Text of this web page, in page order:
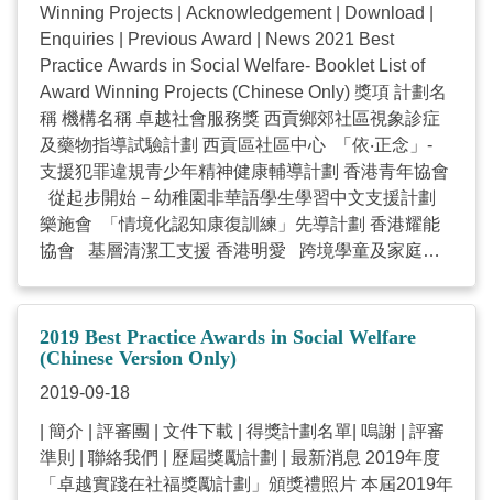
擬實境職場訓練計劃 新生精神康復會 賽馬會「無痛E
世代」長者膝痛管理計劃 香港聖公會福利協會有限公
司 賽馬會青少年情緒健康網上支援平台 香港小童群益
會 香港明愛 香港青年協會 香港青少年服務處 聖雅各
福群會 香港大學香港賽馬會防止自殺研究中心 協作及
協同 656照顧者好幫搜 聖雅各福群會 女青賽馬會家庭
喜「越」之旅 香港基督教女青年會 賽馬會「三房兩廳
開檯食飯」社醫共生計劃 香港明愛 醫護行者 效能
Project MAP生命地圖 – 意義中心取向抗毒教育及輔
導計劃 香港青年協會 VReach自閉症人士虛擬實境職
至依附為本的蛻變 香港基督教服務處 年度主題獎
(人．社會．科技) 656照顧者好幫搜 聖雅各福群會 賽
馬會「無痛E世代」長者膝痛管理計劃 香港聖公會福
利協會有限公司 賽馬會青少年情緒健康網上支援平台
服務處 聖雅各福群會 香港大學香港賽馬會防止自殺研
究中心 Introduction of the Winning Projects (Chinese
Only) 656照顧者好幫搜 照顧．無限界 –認知障礙症照
Winning Projects | Acknowledgement | Download |
Enquiries | Previous Award | News 2021 Best
Practice Awards in Social Welfare- Booklet List of
Award Winning Projects (Chinese Only) 獎項 計劃名
稱 機構名稱 卓越社會服務獎 西貢鄉郊社區視象診症
及藥物指導試驗計劃 西貢區社區中心 「依‧正念」-
支援犯罪違規青少年精神健康輔導計劃 香港青年協會
從起步開始－幼稚園非華語學生學習中文支援計劃
樂施會 「情境化認知康復訓練」先導計劃 香港耀能
協會 基層清潔工支援 香港明愛 跨境學童及家庭支
趣伴星途有限公司 賽馬會「智歷奇境」學習計劃 香
港基督教服務處 「讀唇友善」口罩 福幼基金會 I
am…青年職學平台 聖雅各福群會 服務模式獎 創新意
念 西貢鄉郊社區視象診症及藥物指導試驗計劃 西貢區
賽馬會「智歷奇境」學習計劃 香港基督教服務處
「讀唇友善」口罩 福幼基金會 服務使用者參與 基層
清潔工支援 香港明愛 機哥伴小星® (RABI) 智趣伴星
2019 Best Practice Awards in Social Welfare
(Chinese Version Only)
2019-09-18
| 簡介 | 評審團 | 文件下載 | 得獎計劃名單| 嗚謝 | 評審
準則 | 聯絡我們 | 歷屆獎勵計劃 | 最新消息 2019年度
「卓越實踐在社福獎勵計劃」頒獎禮照片 本屆2019年